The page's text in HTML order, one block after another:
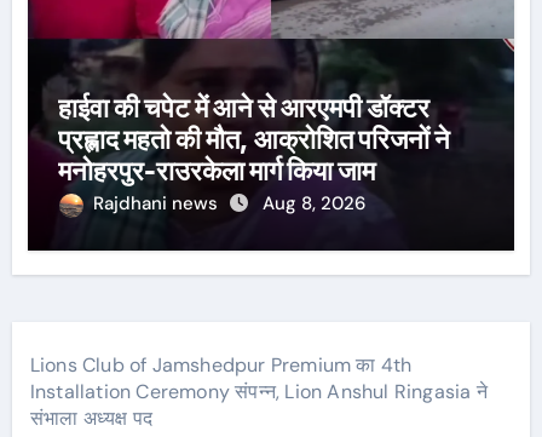
हाईवा की चपेट में आने से आरएमपी डॉक्टर
प्रह्लाद महतो की मौत, आक्रोशित परिजनों ने
मनोहरपुर-राउरकेला मार्ग किया जाम
Rajdhani news Aug 8, 2026
Lions Club of Jamshedpur Premium का 4th
Installation Ceremony संपन्न, Lion Anshul Ringasia ने
संभाला अध्यक्ष पद